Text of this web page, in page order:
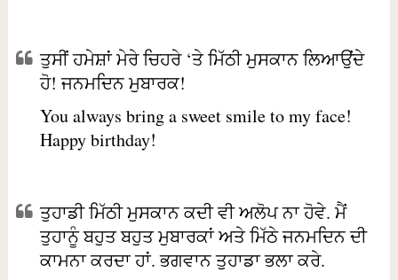
ਤੁਸੀਂ ਹਮੇਸ਼ਾਂ ਮੇਰੇ ਚਿਹਰੇ ‘ਤੇ ਮਿੱਠੀ ਮੁਸਕਾਨ ਲਿਆਉਂਦੇ
ਹੋ! ਜਨਮਦਿਨ ਮੁਬਾਰਕ!
You always bring a sweet smile to my face!
Happy birthday!
ਤੁਹਾਡੀ ਮਿੱਠੀ ਮੁਸਕਾਨ ਕਦੀ ਵੀ ਅਲੋਪ ਨਾ ਹੋਵੇ. ਮੈਂ
ਤੁਹਾਨੂੰ ਬਹੁਤ ਬਹੁਤ ਮੁਬਾਰਕਾਂ ਅਤੇ ਮਿੱਠੇ ਜਨਮਦਿਨ ਦੀ
ਕਾਮਨਾ ਕਰਦਾ ਹਾਂ. ਭਗਵਾਨ ਤੁਹਾਡਾ ਭਲਾ ਕਰੇ.